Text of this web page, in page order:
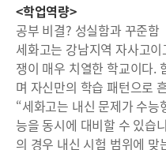
<학업역량>
공부 비결? 성실함과 꾸준함
세화고는 강남지역 자사고
쟁이 매우 치열한 학교이다.
며 자신만의 학습 패턴으로
“세화고는 내신 문제가 수
능을 동시에 대비할 수 있습
의 경우 내신 시험 범위에 맞